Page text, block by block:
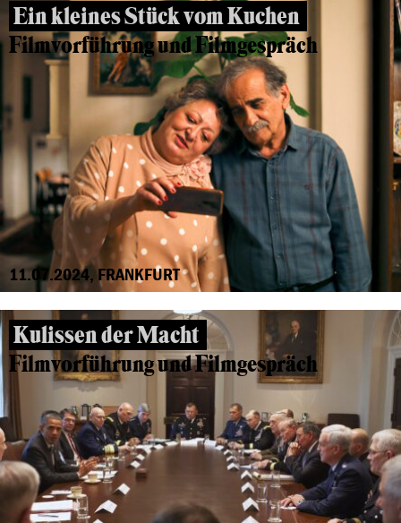
Ein kleines Stück vom Kuchen
Filmvorführung und Filmgespräch
11.07.2024, FRANKFURT
Kulissen der Macht
Filmvorführung und Filmgespräch